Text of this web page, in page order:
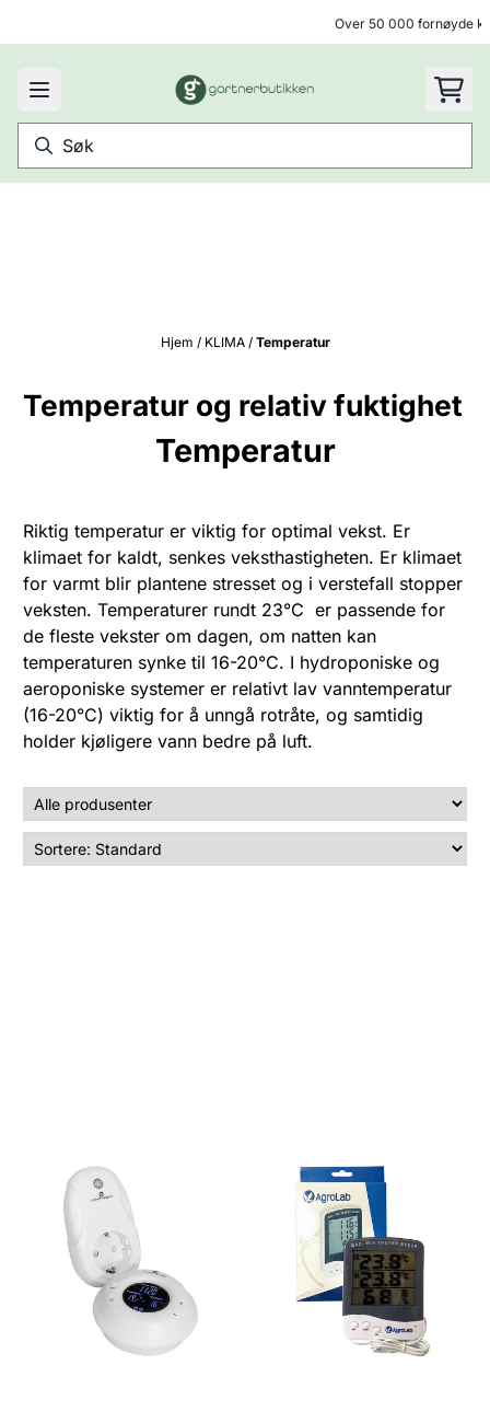
Over 50 000 fornøyde
Hjem / KLIMA / Temperatur
Temperatur og relativ fuktighet
Temperatur
Riktig temperatur er viktig for optimal vekst. Er
klimaet for kaldt, senkes veksthastigheten. Er klimaet
for varmt blir plantene stresset og i verstefall stopper
veksten. Temperaturer rundt 23°C er passende for
de fleste vekster om dagen, om natten kan
temperaturen synke til 16-20°C. I hydroponiske og
aeroponiske systemer er relativt lav vanntemperatur
(16-20°C) viktig for å unngå rotråte, og samtidig
holder kjøligere vann bedre på luft.